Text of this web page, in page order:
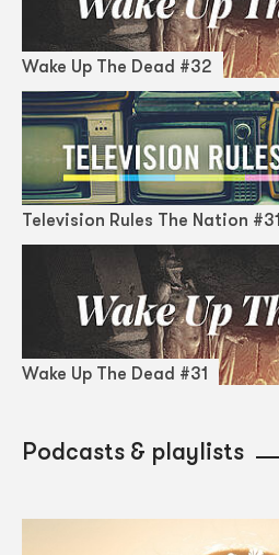
Wake Up The Dead #32
Television Rules The Nation #31
Wake Up The Dead #31
Podcasts & playlists